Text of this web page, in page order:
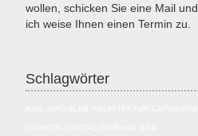
wollen, schicken Sie eine Mail und
ich weise Ihnen einen Termin zu.
Schlagwörter